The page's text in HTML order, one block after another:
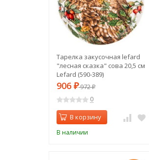
Тарелка закусочная lefard
"лесная сказка" сова 20,5 см
Lefard (590-389)
906 ₽972₽
0
В корзину
В наличии